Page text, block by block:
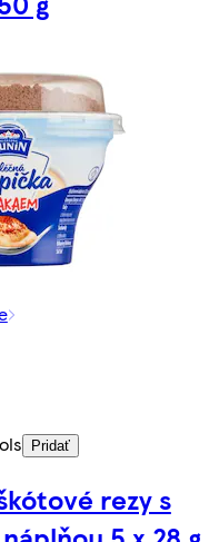
Pridať
rezy s